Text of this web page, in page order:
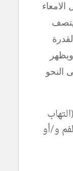
الامعاء
يتصف
النحو
و/أو